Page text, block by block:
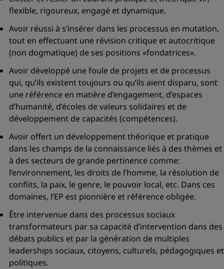
flexible, rigoureux, engagé et dynamique.
Avoir réussi à s’insérer dans les processus en mutation,
tout en effectuant une révision critique et autocritique
(non dogmatique) de ses positions «fondatrices».
Avoir développé une foule de projets et de processus
qui, qu’ils existent toujours ou qu’ils aient disparu, sont
une référence en matière d’engagement, d’espaces
d’humanité, d’écoles de valeurs solidaires et de
développement de capacités (compétences).
Avoir offert un développement théorique et pratique
dans les champs de la connaissance liés à des thèmes et
à des secteurs de grande pertinence comme:
l’environnement, les droits de l’homme, la résolution de
conflits, la paix, le genre, le pouvoir local, etc. Dans ces
domaines, l’EP est pionnière et référence obligée.
Être intervenue dans des processus sociaux
transformateurs par sa capacité d’intervention dans des
débats publics et par la génération de multiples
leaderships sociaux, citoyens, culturels, pédagogiques et
politiques.